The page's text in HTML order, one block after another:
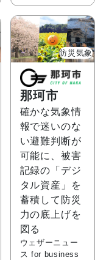
防災気象
那珂市
確かな気象情
報で迷いのな
い避難判断が
可能に、被害
記録の「デジ
タル資産」を
蓄積して防災
力の底上げを
図る
ウェザーニュー
ス for business